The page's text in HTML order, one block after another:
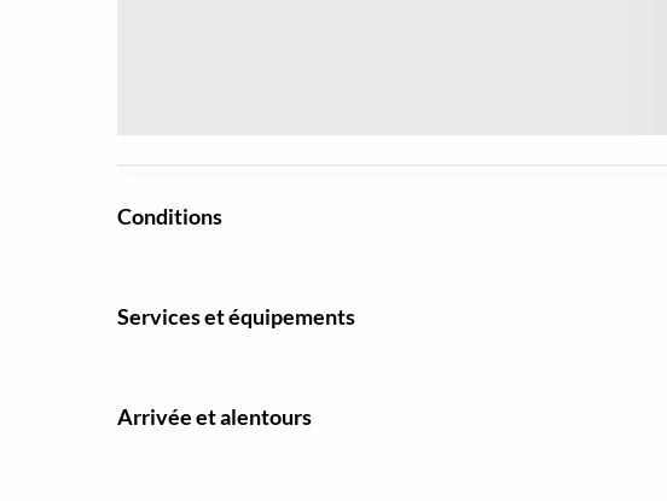
Conditions
Services et équipements
Arrivée et alentours